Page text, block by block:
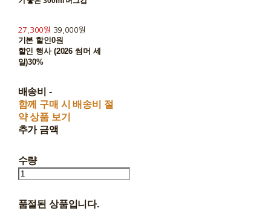
27,300원 39,000원
기본 할인0원
할인 행사 (2026 썸머 세
일)30%
배송비 -
함께 구매 시 배송비 절
약 상품 보기
추가 금액
수량
품절된 상품입니다.